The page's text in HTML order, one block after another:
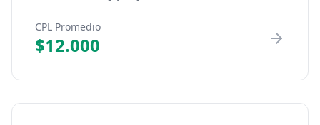
CPL Promedio
$12.000